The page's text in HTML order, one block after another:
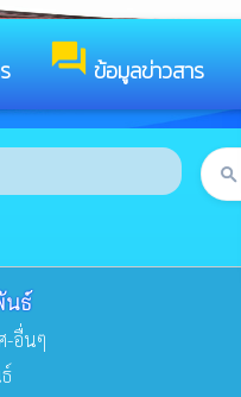
forumข้อมูลข่าวสาร
search
นธ์
-อื่นๆ